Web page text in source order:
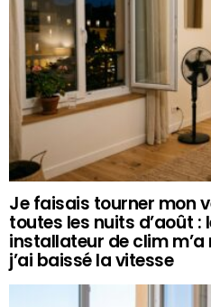
Je faisais tourner mon
toutes les nuits d’août :
installateur de clim
j’ai baissé la vitesse